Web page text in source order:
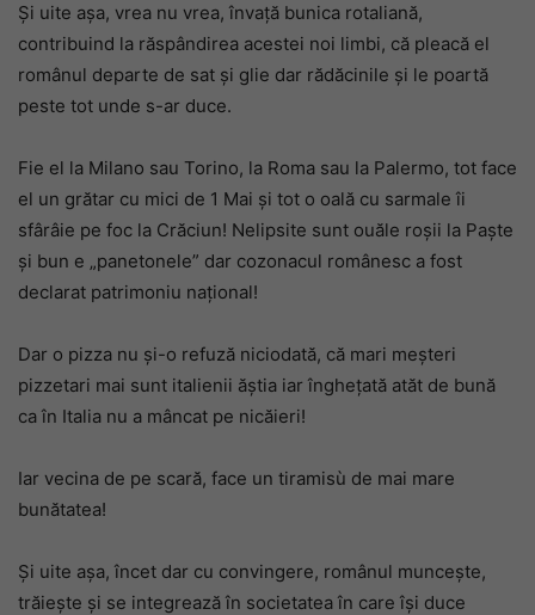
Și uite așa, vrea nu vrea, învață bunica rotaliană,
contribuind la răspândirea acestei noi limbi, că pleacă el
românul departe de sat și glie dar rădăcinile și le poartă
peste tot unde s-ar duce.
Fie el la Milano sau Torino, la Roma sau la Palermo, tot face
el un grătar cu mici de 1 Mai și tot o oală cu sarmale îi
sfârâie pe foc la Crăciun! Nelipsite sunt ouăle roșii la Paște
și bun e „panetonele” dar cozonacul românesc a fost
declarat patrimoniu național!
Dar o pizza nu și-o refuză niciodată, că mari meșteri
pizzetari mai sunt italienii ăștia iar înghețată atăt de bună
ca în Italia nu a mâncat pe nicăieri!
Iar vecina de pe scară, face un tiramisù de mai mare
bunătatea!
Și uite așa, încet dar cu convingere, românul muncește,
trăiește și se integrează în societatea în care își duce